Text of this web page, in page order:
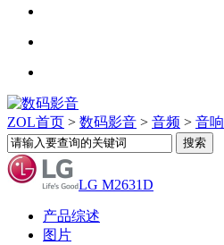
ZOL首页 > 数码影音 > 音频 > 音响
LG M2631D
产品综述
图片